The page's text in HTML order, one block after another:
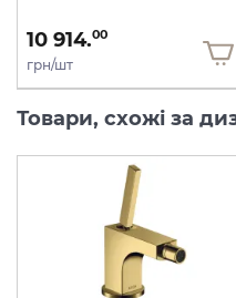
10 914.00
грн/шт
Товари, схожі за